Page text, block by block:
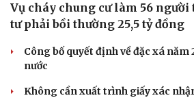
Văn hóa
Văn học
Âm nhạc
Giải trí
Thời
Vụ cháy chung cư làm 56 người
tư phải bồi thường 25,5 tỷ đồng
Công bố quyết định về đặc xá năm
nước
Không cần xuất trình giấy xác